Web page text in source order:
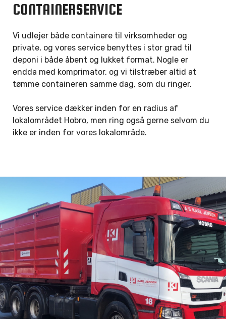
CONTAINERSERVICE
Vi udlejer både containere til virksomheder og
private, og vores service benyttes i stor grad til
deponi i både åbent og lukket format. Nogle er
endda med komprimator, og vi tilstræber altid at
tømme containeren samme dag, som du ringer.
Vores service dækker inden for en radius af
lokalområdet Hobro, men ring også gerne selvom du
ikke er inden for vores lokalområde.